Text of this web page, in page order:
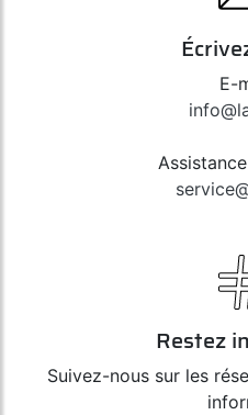
E-
Restez
Suivez-nous sur les